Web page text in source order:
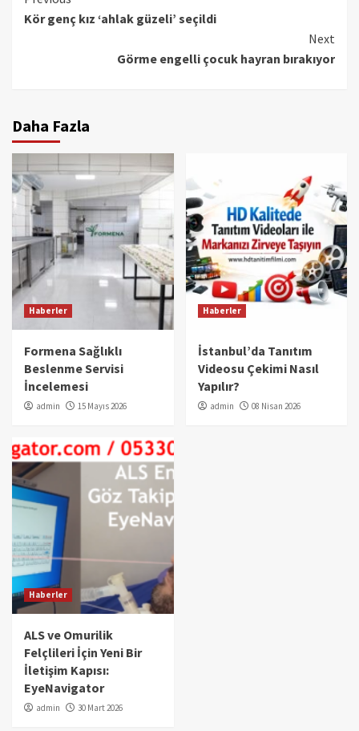
Reading
Kör genç kız ‘ahlak güzeli’ seçildi
Next
Görme engelli çocuk hayran bırakıyor
Daha Fazla
Haberler
Formena Sağlıklı
Beslenme Servisi
İncelemesi
admin 15 Mayıs 2026
Haberler
İstanbul’da Tanıtım
Videosu Çekimi Nasıl
Yapılır?
admin 08 Nisan 2026
Haberler
ALS ve Omurilik
Felçlileri İçin Yeni Bir
İletişim Kapısı:
EyeNavigator
admin 30 Mart 2026